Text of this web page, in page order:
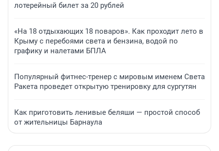
лотерейный билет за 20 рублей
«На 18 отдыхающих 18 поваров». Как проходит лето в
Крыму с перебоями света и бензина, водой по
графику и налетами БПЛА
Популярный фитнес-тренер с мировым именем Света
Ракета проведет открытую тренировку для сургутян
Как приготовить ленивые беляши — простой способ
от жительницы Барнаула